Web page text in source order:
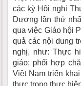
các kỳ Hội nghị
Dương lần thứ
qua việc Giáo hội
quả các nội dung
nghị, như: Thực
giáo; phối hợp
Việt Nam triển
thực trong thực